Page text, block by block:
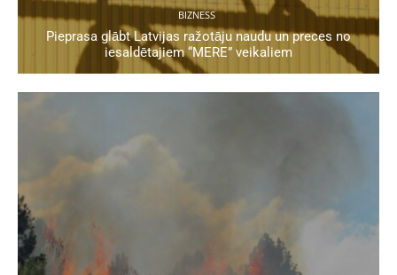
BIZNESS
Pieprasa glābt Latvijas ražotāju naudu un preces no
iesaldētajiem “MERE” veikaliem